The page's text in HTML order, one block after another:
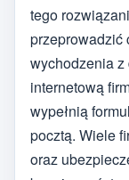
tego
przeprowadzić
wychodzenia z
internetową
wypełnią
pocztą. Wiele
oraz